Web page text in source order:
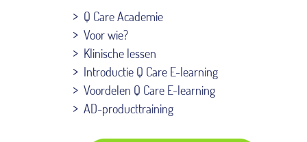
Q Care Academie
Voor wie?
Klinische lessen
Introductie Q Care E-learning
Voordelen Q Care E-learning
AD-producttraining